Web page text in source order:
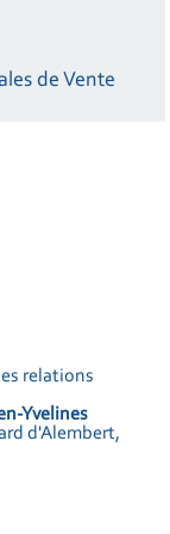
(CEP).
de Vente
relations
Yvelines
d'Alembert,